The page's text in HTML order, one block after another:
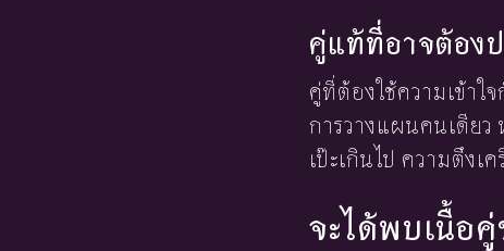
คู่แท้ที่อาจต้อง
คู่ที่ต้องใช้ความเข้าใ
การวางแผนคนเดียว
เป๊ะเกินไป ความตึงเ
จะได้พบเนื้อ